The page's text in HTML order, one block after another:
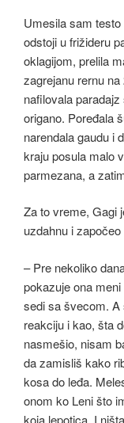
Umesila sam
odstoji u frižideru
oklagijom, prelila
zagrejanu rernu
nafilovala
origano. Poređala
narendala gaudu i
kraju posula malo
parmezana, a
Za to vreme, Gagi
uzdahnu i
– Pre nekoliko
pokazuje ona
sedi sa švecom. A
reakciju i kao, šta
nasmešio, nisam
da zamisliš kako
kosa do leđa.
onom ko Leni što
koja lepotica. I